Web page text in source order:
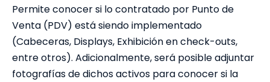
Permite conocer si lo contratado por Punto de
Venta (PDV) está siendo implementado
(Cabeceras, Displays, Exhibición en check-outs,
entre otros). Adicionalmente, será posible adjuntar
fotografías de dichos activos para conocer si la